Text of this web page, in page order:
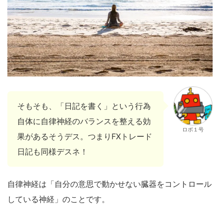
そもそも、「日記を書く」という行為
自体に自律神経のバランスを整える効
果があるそうデス。つまりFXトレード
日記も同様デスネ！
ロボ１号
自律神経は「自分の意思で動かせない臓器をコントロール
している神経」のことです。